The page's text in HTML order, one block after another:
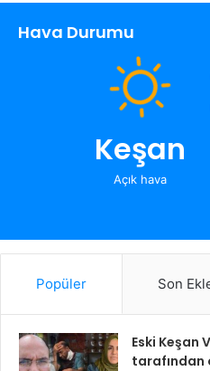
Hava Durumu
Keşan
Açık hava
Popüler Son
Eski Keşan
tarafından